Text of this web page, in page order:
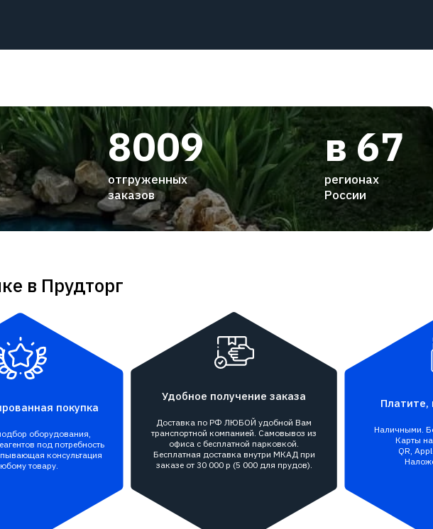
8009
отгруженных
заказов
в 67
регионах
России
в Прудторг
покупка
оборудования,
под потребность
консультация
товару.
Удобное получение заказа
Доставка по РФ ЛЮБОЙ удобной Вам
транспортной компанией. Самовывоз из
офиса с бесплатной парковкой.
Бесплатная доставка внутри МКАД при
заказе от 30 000 р (5 000 для прудов).
Платите,
Наличными.
Карты
QR,